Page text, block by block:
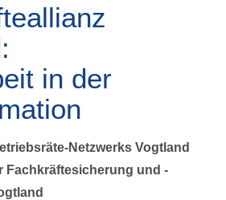
in der
Netzwerks Vogtland
Fachkräftesicherung und -